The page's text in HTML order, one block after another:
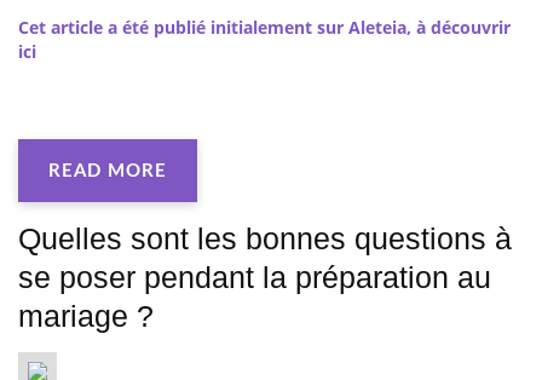
Cet article a été publié initialement sur Aleteia, à découvrir
ici
READ MORE
Quelles sont les bonnes questions à
se poser pendant la préparation au
mariage ?